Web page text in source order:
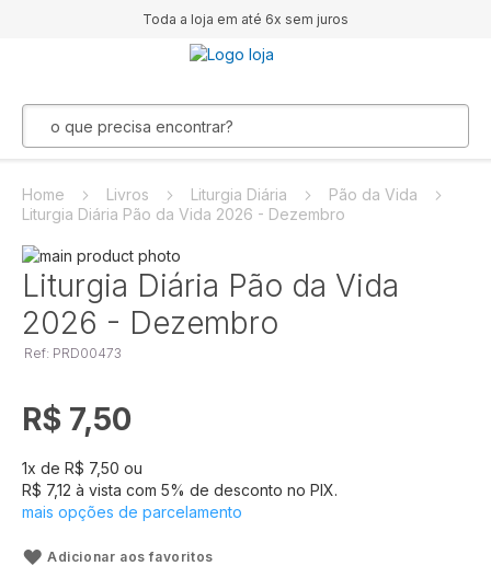
Toda a loja em até 6x sem juros
Home Livros Liturgia Diária
Pão da Vida
Liturgia Diária Pão da Vida 2026 - Dezembro
Pular
para
o
final
Galeria
imagens
Saltar
para
o
da
de
imagens
Liturgia Diária Pão da Vida
2026 - Dezembro
Ref: PRD00473
R$ 7,50
1x de R$ 7,50 ou
R$ 7,12 à vista com 5% de desconto no PIX.
mais opções de parcelamento
Adicionar aos favoritos